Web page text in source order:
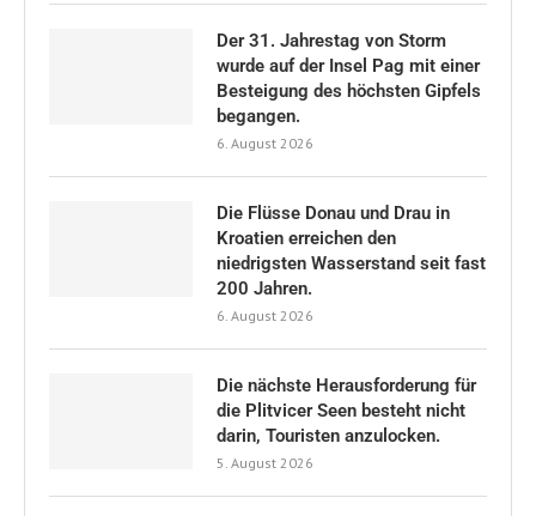
Der 31. Jahrestag von Storm
wurde auf der Insel Pag mit einer
Besteigung des höchsten Gipfels
begangen.
6. August 2026
Die Flüsse Donau und Drau in
Kroatien erreichen den
niedrigsten Wasserstand seit fast
200 Jahren.
6. August 2026
Die nächste Herausforderung für
die Plitvicer Seen besteht nicht
darin, Touristen anzulocken.
5. August 2026